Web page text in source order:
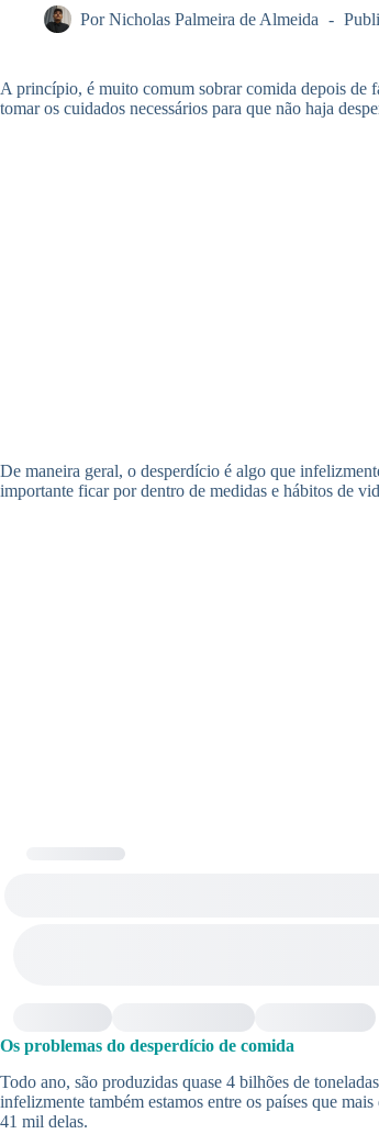
Por Nicholas Palmeira de Almeida
A princípio, é muito comum sobrar comida depois de
tomar os cuidados necessários para que não haja
De maneira geral, o desperdício é algo que
importante ficar por dentro de medidas e hábitos de
Os problemas do desperdício de comida
Todo ano, são produzidas quase 4 bilhões de
infelizmente também estamos entre os países que
41 mil delas.